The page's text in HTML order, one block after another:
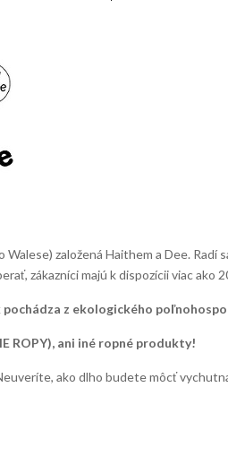
založená Haithem a Dee.
zákazníci majú k dispozícii viac ako
pochádza z ekologického
ROPY), ani iné ropné produkty!
ako dlho budete môcť